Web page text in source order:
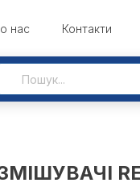
нас Контакти